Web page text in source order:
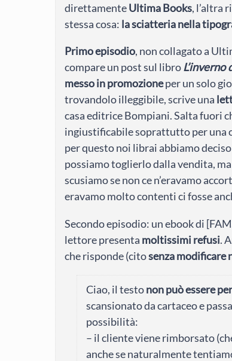
direttamenteUltima Books, l’altra
stessa cosa: la sciatteria nella
Primo episodio, non collagato a
compare un post sul libro
messo in promozioneper un solo
trovandolo illeggibile, scrive una
casa editrice Bompiani. Salta fuori
ingiustificabile soprattutto per una
per questo noi librai abbiamo
possiamo toglierlo dalla vendita, ma
scusiamo se non ce n’eravamo
eravamo molto contenti ci fosse
Secondo episodio: un ebook di
lettore presenta moltissimi refusi.
che risponde (citosenza modificare
Ciao, il testonon può essere
scansionato da cartaceo e
possibilità:
– il cliente viene rimborsato
anche se naturalmente